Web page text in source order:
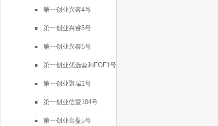
第一创业兴睿4号
第一创业兴睿5号
第一创业兴睿6号
第一创业优选套利FOF1号
第一创业聚瑞1号
第一创业信壹104号
第一创业合盈5号